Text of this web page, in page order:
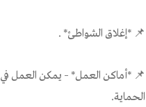
📌 *إغلاق الشواطئ* .
📌 *أماكن العمل* – يمكن العمل
الحماية.